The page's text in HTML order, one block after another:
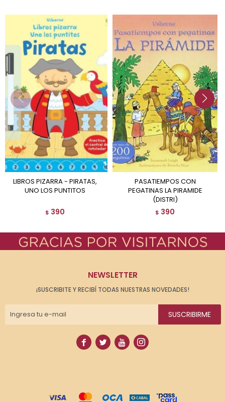
LIBROS PIZARRA - PIRATAS,
UNO LOS PUNTITOS
$ 390
PASATIEMPOS CON
PEGATINAS LA PIRAMIDE
(DISTRI)
$ 390
NEWSLETTER
¡SUSCRIBITE Y RECIBÍ TODAS NUESTRAS NOVEDADES!
SUSCRIBIRME
   